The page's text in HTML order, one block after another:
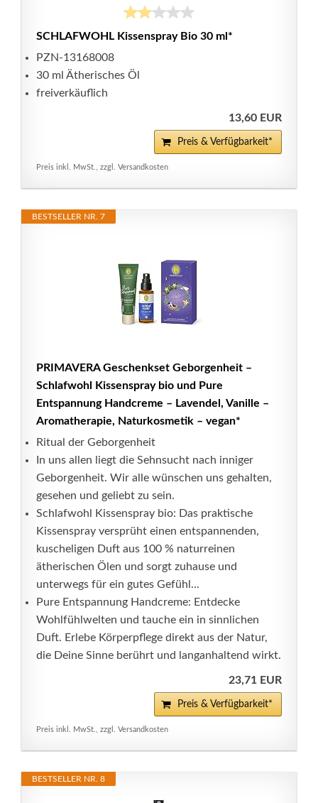
SCHLAFWOHL Kissenspray Bio 30 ml*
PZN-13168008
30 ml Ätherisches Öl
freiverkäuflich
13,60 EUR
Preis & Verfügbarkeit*
Preis inkl. MwSt., zzgl. Versandkosten
BESTSELLER NR. 7
PRIMAVERA Geschenkset Geborgenheit –
Schlafwohl Kissenspray bio und Pure
Entspannung Handcreme – Lavendel, Vanille –
Aromatherapie, Naturkosmetik – vegan*
Ritual der Geborgenheit
In uns allen liegt die Sehnsucht nach inniger
Geborgenheit. Wir alle wünschen uns gehalten,
gesehen und geliebt zu sein.
Schlafwohl Kissenspray bio: Das praktische
Kissenspray versprüht einen entspannenden,
kuscheligen Duft aus 100 % naturreinen
ätherischen Ölen und sorgt zuhause und
unterwegs für ein gutes Gefühl...
Pure Entspannung Handcreme: Entdecke
Wohlfühlwelten und tauche ein in sinnlichen
Duft. Erlebe Körperpﬂege direkt aus der Natur,
die Deine Sinne berührt und langanhaltend wirkt.
23,71 EUR
Preis & Verfügbarkeit*
Preis inkl. MwSt., zzgl. Versandkosten
BESTSELLER NR. 8